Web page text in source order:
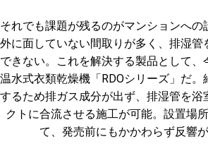
それでも課題が残るのがマンションへ
外に面していない間取りが多く、排湿管
できない。これを解決する製品として
温水式衣類乾燥機「RDOシリーズ」だ
するため排ガス成分が出ず、排湿管を浴
クトに合流させる施工が可能。設置場
て、発売前にもかかわらず反響が